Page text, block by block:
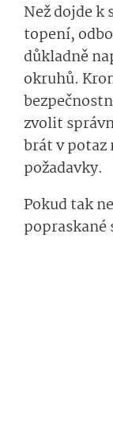
Než dojde
topení,
důkladně
okruhů.
zvolit
brát v potaz
požadavky.
Pokud tak